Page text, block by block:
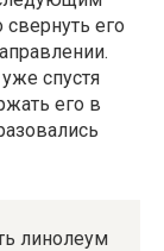
его
спустя
его в
линолеум